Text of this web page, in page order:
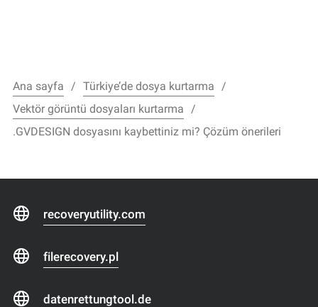
Ana sayfa
Türkiye’de dosya kurtarma
Vektör görüntü dosyaları kurtarma
.GVDESIGN dosyasını kaybettiniz mi? Çözüm önerileri
recoveryutility.com
filerecovery.pl
datenrettungtool.de